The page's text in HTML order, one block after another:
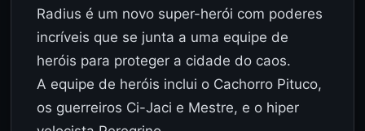
Radius é um novo super-herói com poderes
incríveis que se junta a uma equipe de
heróis para proteger a cidade do caos.
A equipe de heróis inclui o Cachorro Pituco,
os guerreiros Ci-Jaci e Mestre, e o hiper